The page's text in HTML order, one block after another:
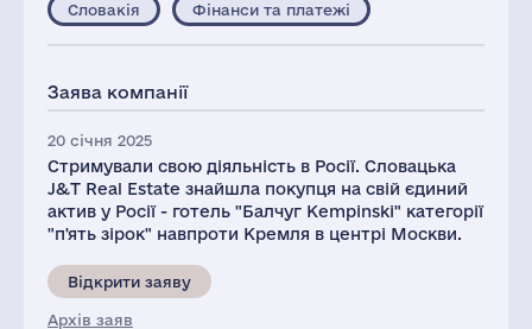
Словакія Фінанси та платежі
Заява компанії
20 січня 2025
Стримували свою діяльність в Росії. Словацька
J&T Real Estate знайшла покупця на свій єдиний
актив у Росії - готель "Балчуг Kempinski" категорії
"п'ять зірок" навпроти Кремля в центрі Москви.
Відкрити заяву
Архів заяв